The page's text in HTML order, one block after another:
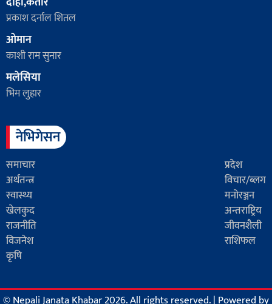
प्रकाश दर्नाल शितल
ओमान
काशी राम सुनार
मलेसिया
भिम लुहार
नेभिगेसन
समाचार
प्रदेश
अर्थतन्त्र
विचार/ब्लग
स्वास्थ्य
मनोरञ्जन
खेलकुद
अन्तराष्ट्रिय
राजनीति
जीवनशैली
विजनेश
राशिफल
कृषि
© Nepali Janata Khabar 2026. All rights reserved.| Powered by